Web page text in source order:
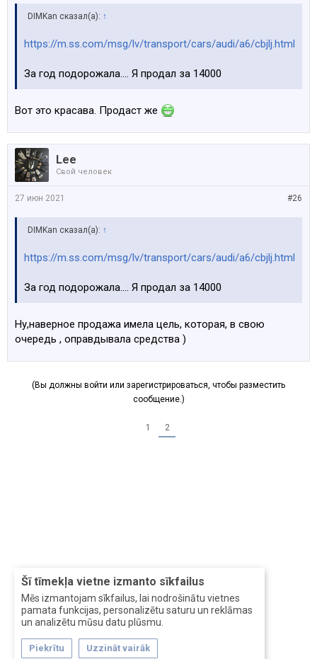
Šī tīmekļa vietne izmanto sīkfailus
Mēs izmantojam sīkfailus, lai nodrošinātu vietnes
pamata funkcijas, personalizētu saturu un reklāmas
un analizētu mūsu datu plūsmu.
Piekrītu Uzzināt vairāk
DIMKan сказал(а): ↑
https://m.ss.com/msg/lv/transport/cars/audi/a6/cbjlj.html
За год подорожала.... Я продал за 14000
Вот это красава. Продаст же
Lee
Свой человек
#26
27 июн 2021
DIMKan сказал(а): ↑
https://m.ss.com/msg/lv/transport/cars/audi/a6/cbjlj.html
За год подорожала.... Я продал за 14000
Ну,наверное продажа имела цель, которая, в свою
очередь , оправдывала средства )
(Вы должны войти или зарегистрироваться, чтобы разместить
сообщение.)
1 2